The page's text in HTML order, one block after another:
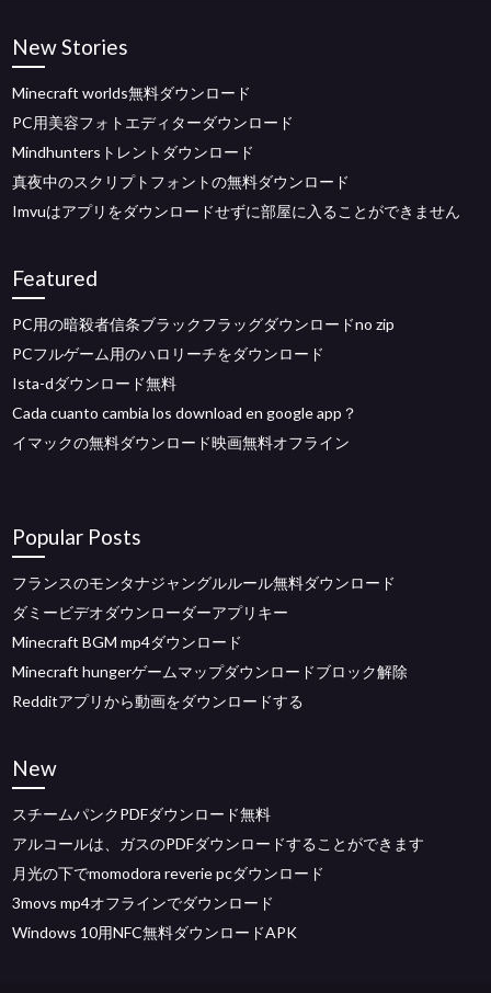
New Stories
Minecraft worlds無料ダウンロード
PC用美容フォトエディターダウンロード
Mindhuntersトレントダウンロード
真夜中のスクリプトフォントの無料ダウンロード
Imvuはアプリをダウンロードせずに部屋に入ることができません
Featured
PC用の暗殺者信条ブラックフラッグダウンロードno zip
PCフルゲーム用のハロリーチをダウンロード
Ista-dダウンロード無料
Cada cuanto cambia los download en google app？
イマックの無料ダウンロード映画無料オフライン
Popular Posts
フランスのモンタナジャングルルール無料ダウンロード
ダミービデオダウンローダーアプリキー
Minecraft BGM mp4ダウンロード
Minecraft hungerゲームマップダウンロードブロック解除
Redditアプリから動画をダウンロードする
New
スチームパンクPDFダウンロード無料
アルコールは、ガスのPDFダウンロードすることができます
月光の下でmomodora reverie pcダウンロード
3movs mp4オフラインでダウンロード
Windows 10用NFC無料ダウンロードAPK